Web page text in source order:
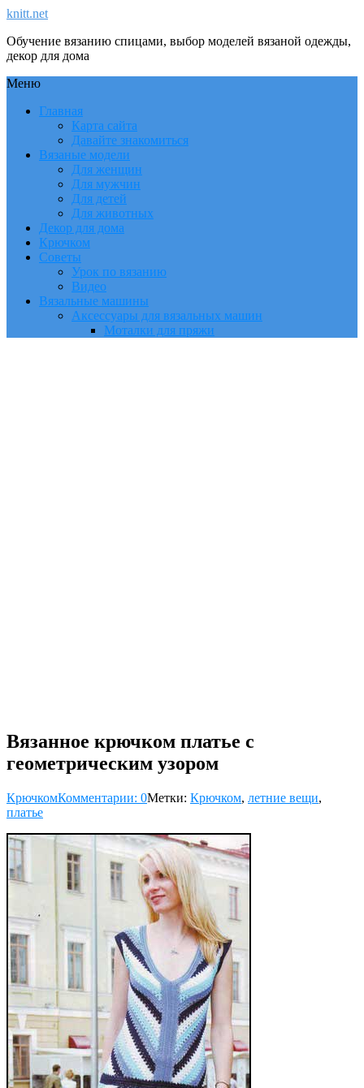
knitt.net
Обучение вязанию спицами, выбор моделей вязаной одежды,
декор для дома
Меню
Главная
Карта сайта
Давайте знакомиться
Вязаные модели
Для женщин
Для мужчин
Для детей
Для животных
Декор для дома
Крючком
Советы
Урок по вязанию
Видео
Вязальные машины
Аксессуары для вязальных машин
Моталки для пряжи
Вязанное крючком платье с
геометрическим узором
КрючкомКомментарии: 0Метки: Крючком, летние вещи,
платье